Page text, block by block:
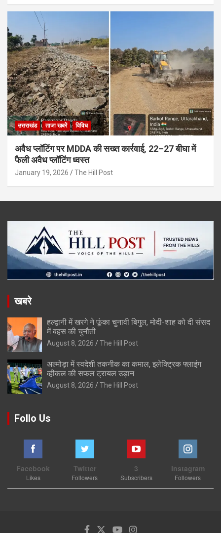
उत्तराखंड ताजा खबरें विविध
अवैध प्लॉटिंग पर MDDA की सख्त कार्रवाई, 22–27 बीघा में
फैली अवैध प्लॉटिंग ध्वस्त
January 19, 2026 The Hill Post
खबरे
हल्द्वानी में खरगे ने फूंका चुनावी बिगुल, मोदी-शाह को दी संसद
में बहस की चुनौती
August 8, 2026 The Hill Post
अल्मोड़ा में स्वदेशी तकनीक का कमाल, इलेक्ट्रिक फ्लाइंग
व्हीकल की सफल ट्रायल उड़ान
August 8, 2026 The Hill Post
Follo Us
Facebook
Likes
Twitter
Followers
3
Subscribers
Instagram
Followers